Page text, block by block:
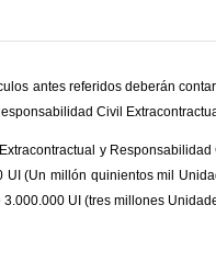
antes referidos deberán
Civil
y
(Un millón quinientos mil
UI (tres millones